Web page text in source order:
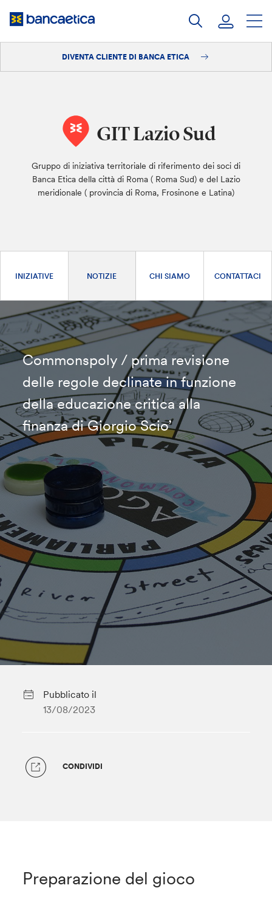
DIVENTA CLIENTE DI BANCA ETICA
GIT Lazio Sud
Gruppo di iniziativa territoriale di riferimento dei soci di
Banca Etica della città di Roma ( Roma Sud) e del Lazio
meridionale ( provincia di Roma, Frosinone e Latina)
INIZIATIVE NOTIZIE CHI SIAMO CONTATTACI
Commonspoly / prima revisione
delle regole declinate in funzione
della educazione critica alla
finanza di Giorgio Scio’
Pubblicato il
13/08/2023
CONDIVIDI
Preparazione del gioco